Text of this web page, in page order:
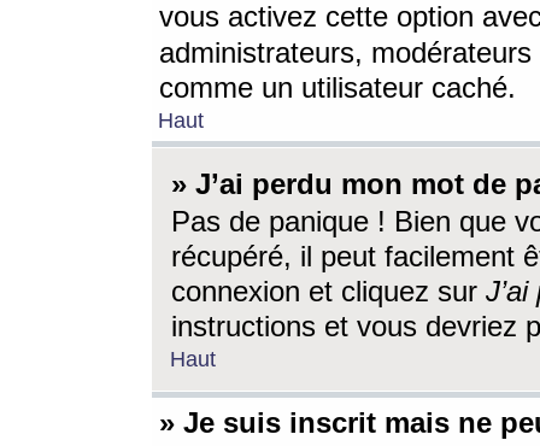
vous activez cette option
administrateurs,
comme un utilisateur caché.
Haut
» J’ai perdu mon mot de
Pas de panique ! Bien que
récupéré, il peut facilement
connexion et cliquez sur
instructions et vous devriez
Haut
» Je suis inscrit mais ne